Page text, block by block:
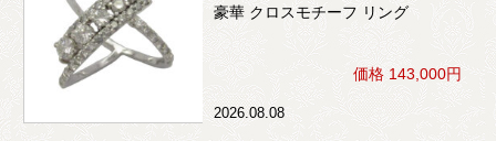
豪華 クロスモチーフ リング
価格 143,000円
2026.08.08